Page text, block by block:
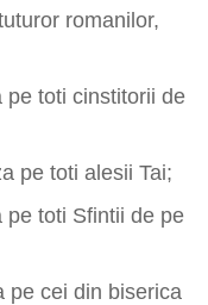
romanilor,
pe toti cinstitorii de
pe toti alesii Tai;
pe toti Sfintii de pe
pe cei din biserica